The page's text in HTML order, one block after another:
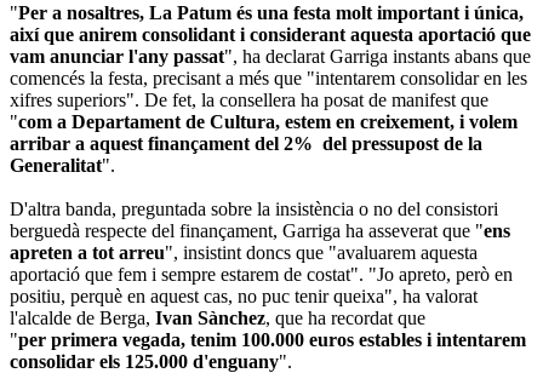
"Per a nosaltres, La Patum és una festa molt important i única,
així que anirem consolidant i considerant aquesta aportació que
vam anunciar l'any passat", ha declarat Garriga instants abans que
comencés la festa, precisant a més que "intentarem consolidar en les
xifres superiors". De fet, la consellera ha posat de manifest que
"com a Departament de Cultura, estem en creixement, i volem
arribar a aquest finançament del 2% del pressupost de la
Generalitat".
D'altra banda, preguntada sobre la insistència o no del consistori
berguedà respecte del finançament, Garriga ha asseverat que "ens
apreten a tot arreu", insistint doncs que "avaluarem aquesta
aportació que fem i sempre estarem de costat". "Jo apreto, però en
positiu, perquè en aquest cas, no puc tenir queixa", ha valorat
l'alcalde de Berga, Ivan Sànchez, que ha recordat que
"per primera vegada, tenim 100.000 euros estables i intentarem
consolidar els 125.000 d'enguany".